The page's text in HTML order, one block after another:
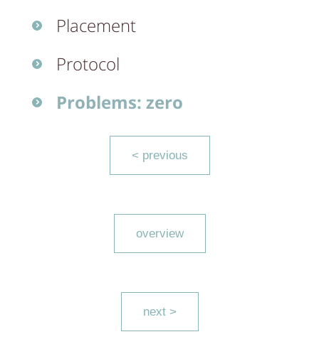
Placement
Protocol
Problems: zero
< previous
overview
next >